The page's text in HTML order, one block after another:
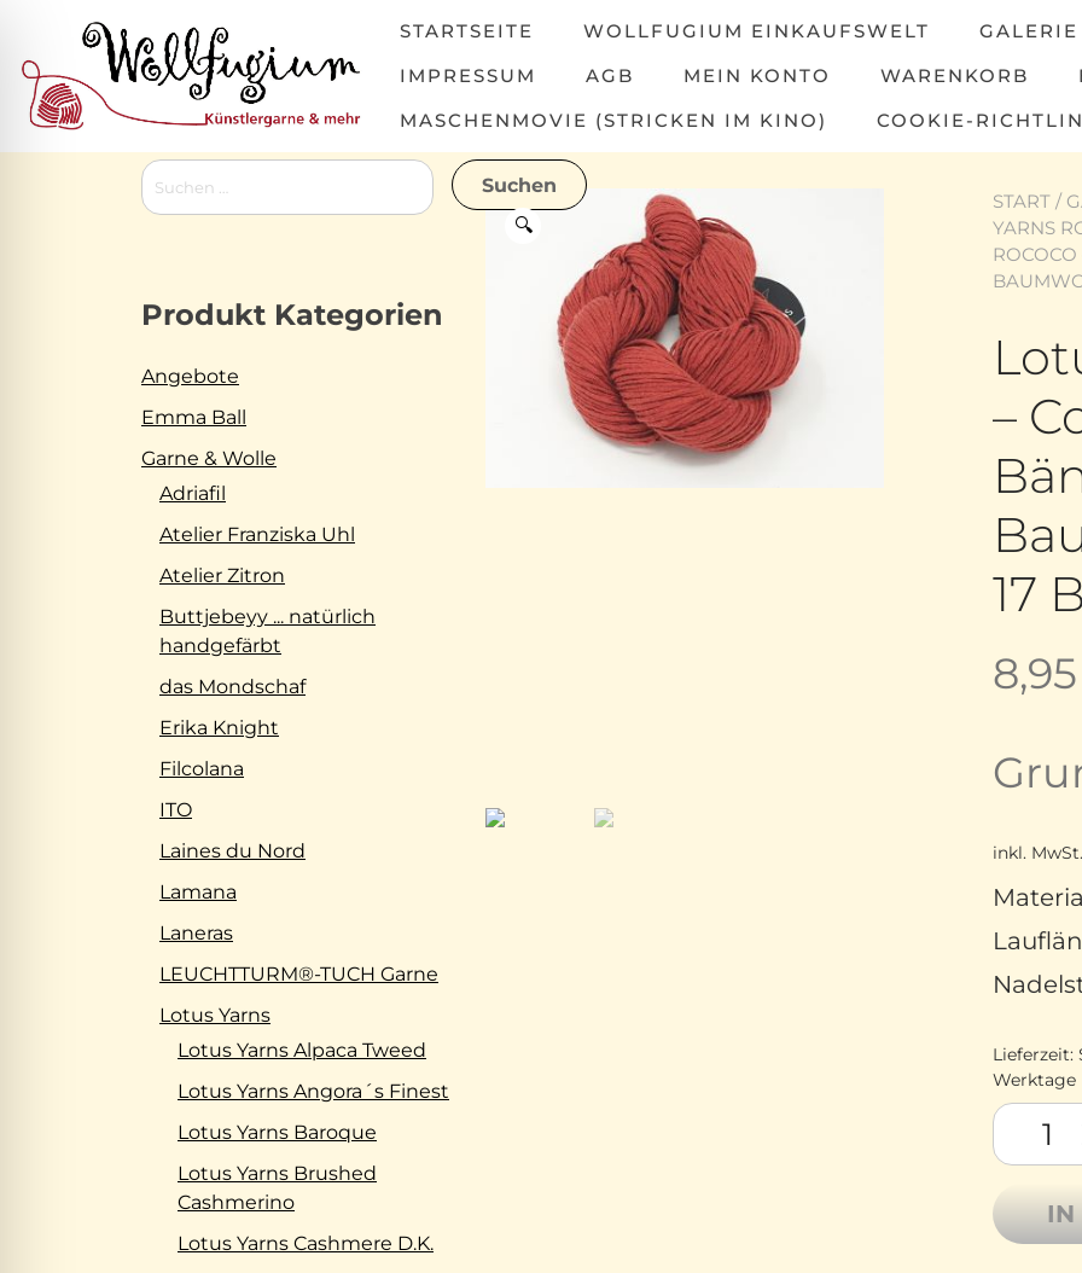
content
STARTSEITE WOLLFUGIUM EINKAUFSWELT GALERIE
IMPRESSUM
AGB MEIN KONTO WARENKORB
MASCHENMOVIE (STRICKEN IM KINO)
COOKIE-
🔍
START /
YARNS
–
17
8,95
inkl. MwSt.
Lieferzeit:
Werktage
Lotus
IN
Suchen
nach:
Produkt Kategorien
Angebote
Emma Ball
Garne & Wolle
Adriafil
Atelier Franziska Uhl
Atelier Zitron
Buttjebeyy ... natürlich
handgefärbt
das Mondschaf
Erika Knight
Filcolana
ITO
Laines du Nord
Lamana
Laneras
LEUCHTTURM®-TUCH Garne
Lotus Yarns
Lotus Yarns Alpaca Tweed
Lotus Yarns Angora´s Finest
Lotus Yarns Baroque
Lotus Yarns Brushed
Cashmerino
Lotus Yarns Cashmere D.K.